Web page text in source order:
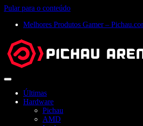
Pular para o conteúdo
Melhores Produtos Gamer –
Abrir
Últimas
Hardware
Pichau
AMD